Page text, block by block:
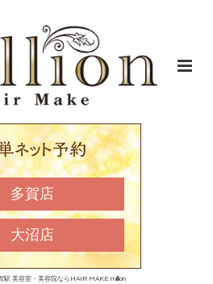
多賀店
大沼店
駅 美容室・美容院ならHAIR MAKE million